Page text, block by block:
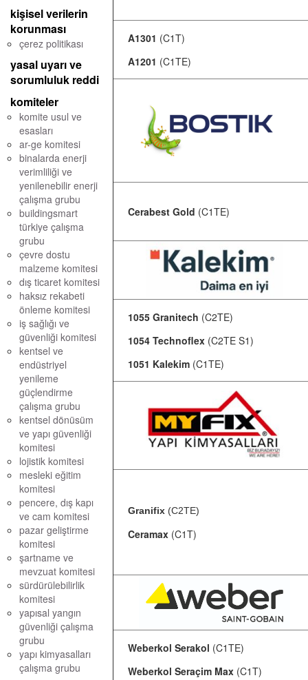
kişisel verilerin
korunması
çerez politikası
yasal uyarı ve
sorumluluk reddi
komiteler
komite usul ve
esasları
ar-ge komitesi
binalarda enerji
verimliliği ve
yenilenebilir enerji
çalışma grubu
buildingsmart
türkiye çalışma
grubu
çevre dostu
malzeme komitesi
dış ticaret komitesi
haksız rekabeti
önleme komitesi
iş sağlığı ve
güvenliği komitesi
kentsel ve
endüstriyel
yenileme
güçlendirme
çalışma grubu
kentsel dönüsüm
ve yapı güvenliği
komitesi
lojistik komitesi
mesleki eğitim
komitesi
pencere, dış kapı
ve cam komitesi
pazar geliştirme
komitesi
şartname ve
mevzuat komitesi
sürdürülebilirlik
komitesi
yapısal yangın
güvenliği çalışma
grubu
yapı kimyasalları
çalışma grubu
A1301 (C1T)
A1201 (C1TE)
Cerabest Gold (C1TE)
1055 Granitech (C2TE)
1054 Technoflex (C2TE S1)
1051 Kalekim (C1TE)
Granifix (C2TE)
Ceramax (C1T)
Weberkol Serakol (C1TE)
Weberkol Seraçim Max (C1T)